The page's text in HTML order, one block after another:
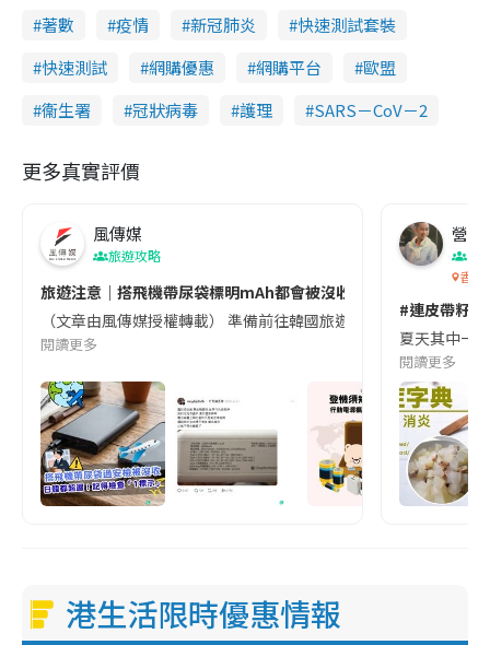
著數 疫情 新冠肺炎
快速測試套裝
快速測試
網購優惠 網購平台
歐盟
衞生署
冠狀病毒 護理 SARS－CoV－2
更多真實評價
風傳媒
旅遊攻略
旅遊注意｜搭飛機帶尿袋標明mAh都會被沒收😱出發前切記檢查
（文章由風傳媒授權轉載） 準備前往韓國旅遊的民眾，近期要
閱讀更多
營養
香港
#連皮帶籽
夏天其中一
閱讀更多
港生活限時優惠情報